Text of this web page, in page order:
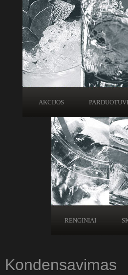
AKCIJOS
RENGINIAI
Kondensavimas